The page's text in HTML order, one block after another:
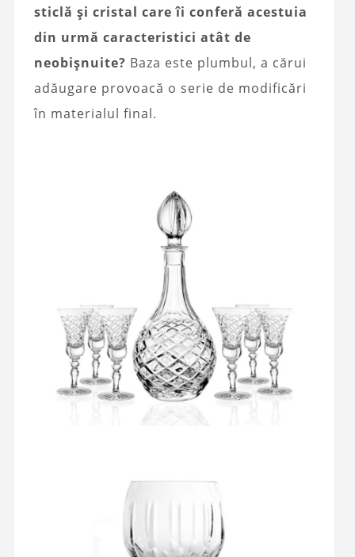
sticlă și cristal care îi conferă acestuia
din urmă caracteristici atât de
neobișnuite? Baza este plumbul, a cărui
adăugare provoacă o serie de modificări
în materialul final.